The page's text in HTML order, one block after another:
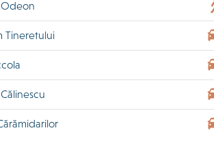
Odeon
Tineretului